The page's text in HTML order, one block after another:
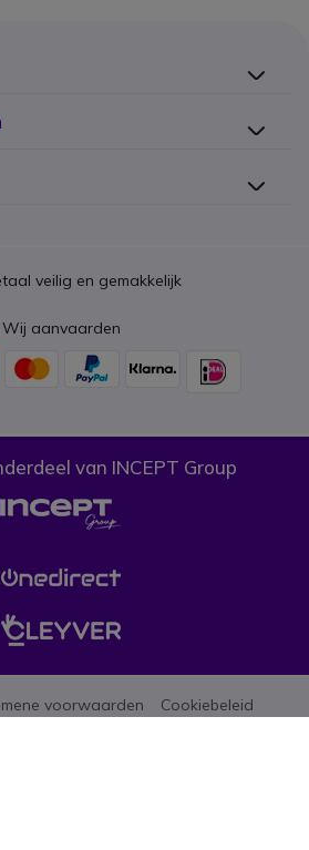
veilig en gemakkelijk
Wij aanvaarden
van INCEPT Group
voorwaarden Cookiebeleid